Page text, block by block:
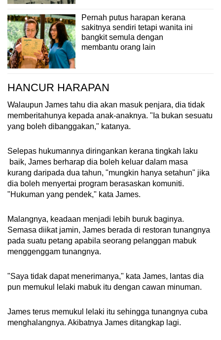
Pernah putus harapan kerana
sakitnya sendiri tetapi wanita ini
bangkit semula dengan
membantu orang lain
HANCUR HARAPAN
Walaupun James tahu dia akan masuk penjara, dia tidak
memberitahunya kepada anak-anaknya. "Ia bukan sesuatu
yang boleh dibanggakan," katanya.
Selepas hukumannya diringankan kerana tingkah laku
baik, James berharap dia boleh keluar dalam masa
kurang daripada dua tahun, "mungkin hanya setahun" jika
dia boleh menyertai program berasaskan komuniti.
"Hukuman yang pendek," kata James.
Malangnya, keadaan menjadi lebih buruk baginya.
Semasa diikat jamin, James berada di restoran tunangnya
pada suatu petang apabila seorang pelanggan mabuk
menggenggam tunangnya.
"Saya tidak dapat menerimanya," kata James, lantas dia
pun memukul lelaki mabuk itu dengan cawan minuman.
James terus memukul lelaki itu sehingga tunangnya cuba
menghalangnya. Akibatnya James ditangkap lagi.